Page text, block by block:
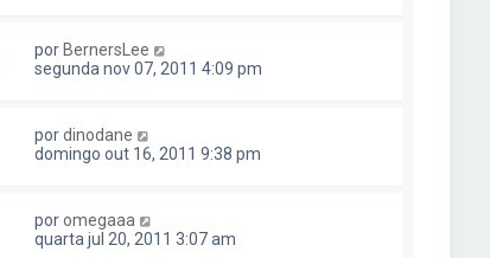
por BernersLee
segunda nov 07, 2011 4:09 pm
pordinodane
domingo out 16, 2011 9:38 pm
poromegaaa
quarta jul 20, 2011 3:07 am